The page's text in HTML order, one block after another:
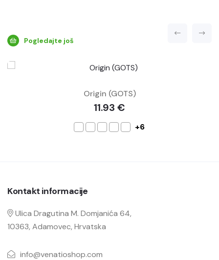
Pogledajte još
Origin (GOTS)
11.93 €
+6
Kontakt informacije
Ulica Dragutina M. Domjanića 64,
10363, Adamovec, Hrvatska
info@venatioshop.com